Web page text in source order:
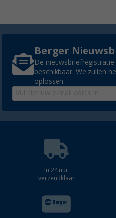
Berger
De
beschikbaar. We zullen
oplossen.
In 24 uur
verzendklaar